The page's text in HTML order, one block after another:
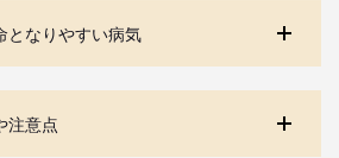
となりやすい病気
注意点